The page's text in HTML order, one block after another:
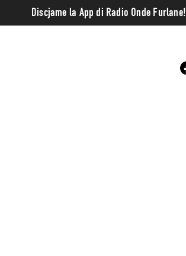
Discjame la App di Radio Onde Furlane!